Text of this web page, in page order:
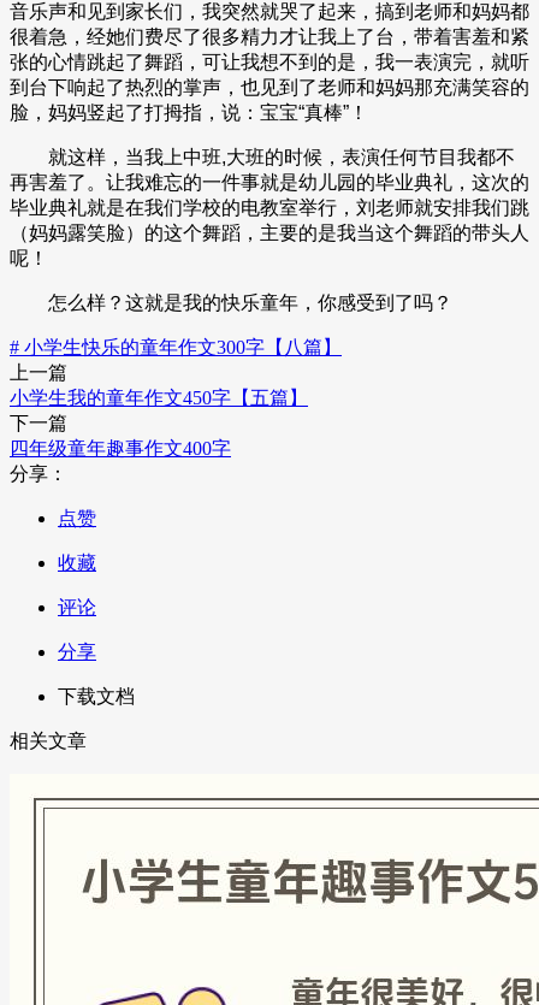
音乐声和见到家长们，我突然就哭了起来，搞到老师和妈妈都
很着急，经她们费尽了很多精力才让我上了台，带着害羞和紧
张的心情跳起了舞蹈，可让我想不到的是，我一表演完，就听
到台下响起了热烈的掌声，也见到了老师和妈妈那充满笑容的
脸，妈妈竖起了打拇指，说：宝宝“真棒”！
就这样，当我上中班,大班的时候，表演任何节目我都不
再害羞了。让我难忘的一件事就是幼儿园的毕业典礼，这次的
毕业典礼就是在我们学校的电教室举行，刘老师就安排我们跳
（妈妈露笑脸）的这个舞蹈，主要的是我当这个舞蹈的带头人
呢！
怎么样？这就是我的快乐童年，你感受到了吗？
# 小学生快乐的童年作文300字【八篇】
上一篇
小学生我的童年作文450字【五篇】
下一篇
四年级童年趣事作文400字
分享：
点赞
收藏
评论
分享
下载文档
相关文章